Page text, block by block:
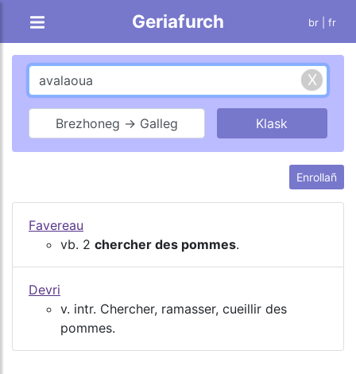
Geriafurch br | fr
Brezhoneg → Galleg
Enrollañ
Favereau
vb. 2 chercher des pommes.
Devri
v. intr. Chercher, ramasser, cueillir des
pommes.